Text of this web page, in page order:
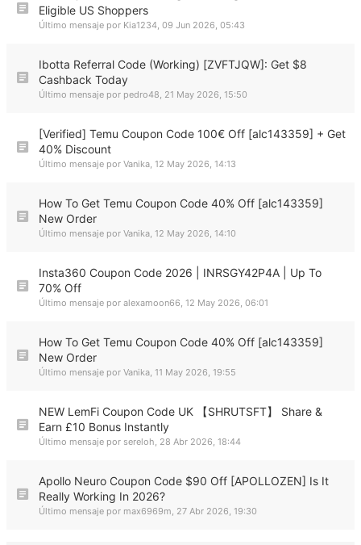
Eligible US Shoppers
Último mensaje por Kia1234, 09 Jun 2026, 05:43
Ibotta Referral Code (Working) [ZVFTJQW]: Get $8
Cashback Today
Último mensaje por pedro48, 21 May 2026, 15:50
[Verified] Temu Coupon Code 100€ Off [alc143359] + Get
40% Discount
Último mensaje por Vanika, 12 May 2026, 14:13
How To Get Temu Coupon Code 40% Off [alc143359]
New Order
Último mensaje por Vanika, 12 May 2026, 14:10
Insta360 Coupon Code 2026 | INRSGY42P4A | Up To
70% Off
Último mensaje por alexamoon66, 12 May 2026, 06:01
How To Get Temu Coupon Code 40% Off [alc143359]
New Order
Último mensaje por Vanika, 11 May 2026, 19:55
NEW LemFi Coupon Code UK 【SHRUTSFT】 Share &
Earn £10 Bonus Instantly
Último mensaje por sereloh, 28 Abr 2026, 18:44
Apollo Neuro Coupon Code $90 Off [APOLLOZEN] Is It
Really Working In 2026?
Último mensaje por max6969m, 27 Abr 2026, 19:30